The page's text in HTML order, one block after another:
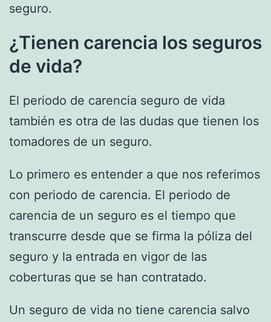
seguro.
¿Tienen carencia los seguros
de vida?
El periodo de carencia seguro de vida
también es otra de las dudas que tienen los
tomadores de un seguro.
Lo primero es entender a que nos referimos
con periodo de carencia. El periodo de
carencia de un seguro es el tiempo que
transcurre desde que se firma la póliza del
seguro y la entrada en vigor de las
coberturas que se han contratado.
Un seguro de vida no tiene carencia salvo